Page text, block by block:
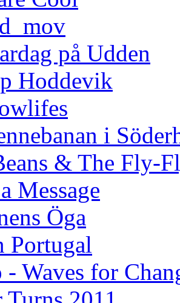
på Udden
Hoddevik
i
& The Fly-
Message
Öga
Portugal
Waves for